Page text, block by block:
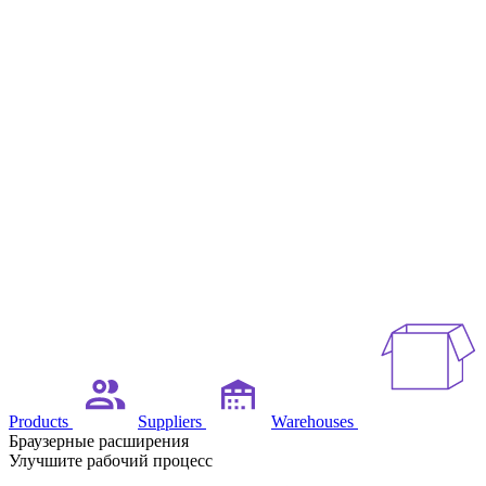
Products Suppliers Warehouses
Браузерные расширения
Улучшите рабочий процесс